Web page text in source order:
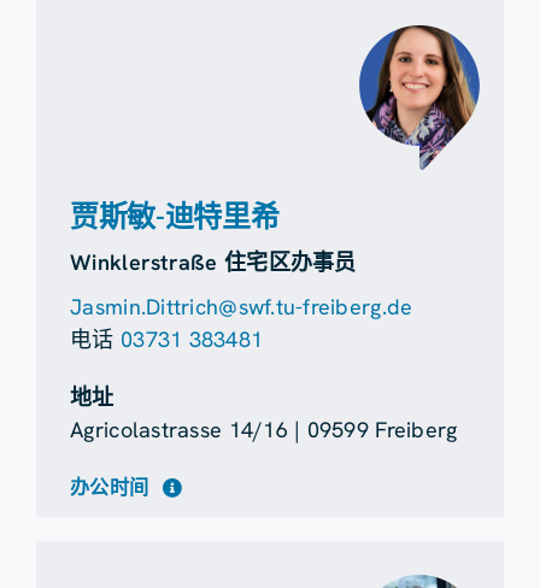
贾斯敏-迪特里希
Winklerstraße 住宅区办事员
Jasmin.Dittrich@swf.tu-freiberg.de
电话 03731 383481
地址
Agricolastrasse 14/16 | 09599 Freiberg
办公时间